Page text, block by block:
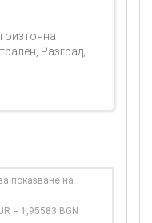
Разград,
показване на
= 1,95583 BGN